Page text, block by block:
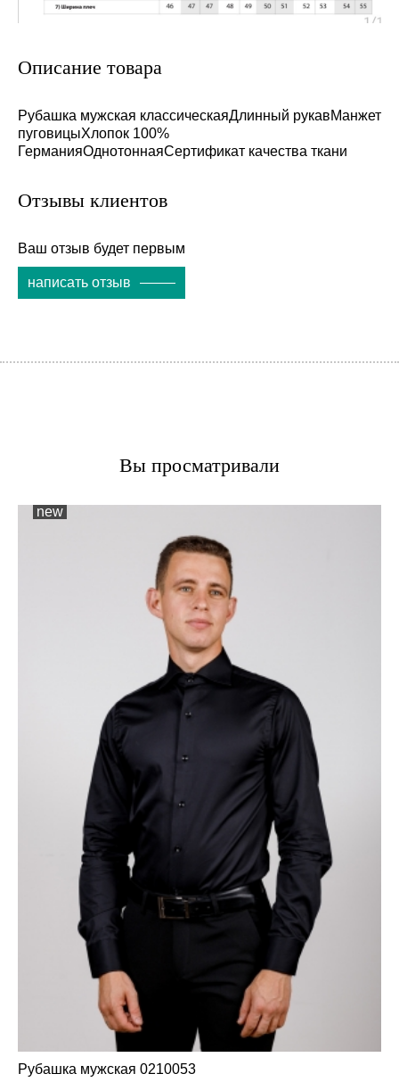
Описание товара
Рубашка мужская классическаяДлинный рукавМанжет
пуговицыХлопок 100%
ГерманияОднотоннаяСертификат качества ткани
Отзывы клиентов
Ваш отзыв будет первым
написать отзыв
Вы просматривали
new
Рубашка мужская 0210053